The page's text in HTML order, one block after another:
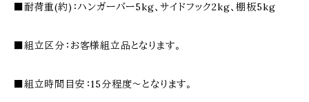
■耐荷重(約)：ハンガーバー5kg、サイドフック2kg、棚板5kg
■組立区分：お客様組立品となります。
■組立時間目安：15分程度〜となります。